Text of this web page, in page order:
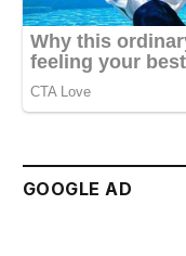
GOOGLE AD